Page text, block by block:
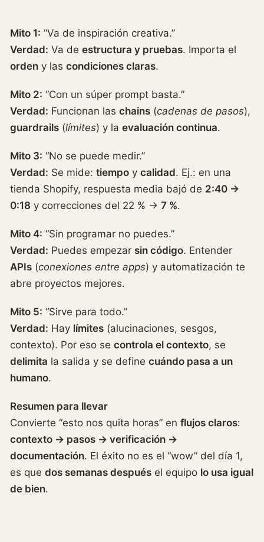
Mito 1: “Va de inspiración creativa.”
Verdad: Va de estructura y pruebas. Importa el
orden y las condiciones claras.
Mito 2: “Con un súper prompt basta.”
Verdad: Funcionan las chains (cadenas de pasos),
guardrails (límites) y la evaluación continua.
Mito 3: “No se puede medir.”
Verdad: Se mide: tiempo y calidad. Ej.: en una
tienda Shopify, respuesta media bajó de 2:40 →
0:18 y correcciones del 22 % → 7 %.
Mito 4: “Sin programar no puedes.”
Verdad: Puedes empezar sin código. Entender
APIs (conexiones entre apps) y automatización te
abre proyectos mejores.
Mito 5: “Sirve para todo.”
Verdad: Hay límites (alucinaciones, sesgos,
contexto). Por eso se controla el contexto, se
delimita la salida y se define cuándo pasa a un
humano.
Resumen para llevar
Convierte “esto nos quita horas” en flujos claros:
contexto → pasos → verificación →
documentación. El éxito no es el “wow” del día 1,
es que dos semanas después el equipo lo usa igual
de bien.